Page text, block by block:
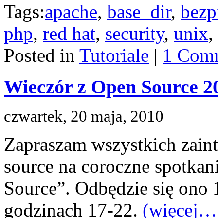
Tags:apache, base_dir,
php, red hat, security, unix,
Posted in Tutoriale | 1
Wieczór z Open Source
czwartek, 20 maja, 2010
Zapraszam wszystkich
source na coroczne
Source”. Odbędzie się
godzinach 17-22.